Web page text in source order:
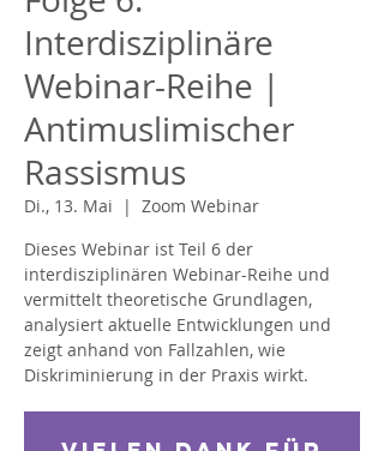
Interdisziplinäre
Webinar-Reihe |
Antimuslimischer
Rassismus
Di., 13. Mai
  |
Zoom Webinar
Dieses Webinar ist Teil 6 der
interdisziplinären Webinar-Reihe und
vermittelt theoretische Grundlagen,
analysiert aktuelle Entwicklungen und
zeigt anhand von Fallzahlen, wie
Diskriminierung in der Praxis wirkt.